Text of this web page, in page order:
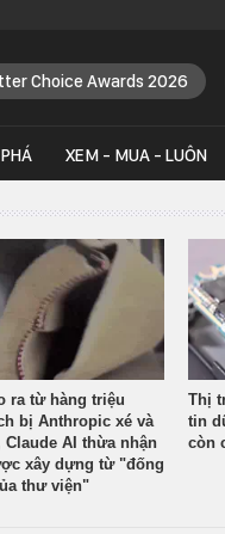
Choice Awards 2026
XEM - MUA - LUÔN
ra từ hàng triệu
bị Anthropic xé và
Claude AI thừa nhận
xây dựng từ "đống
thư viện"
Thị
tin
còn